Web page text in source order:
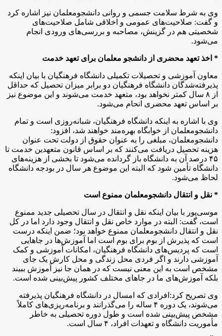
وی به شرط سلامت جسمی و روانی دانشجومعلمان نیز اشاره کرد
و گفت:‌ صلاحیت‌های عمومی و اخلاقی شامل صلاحیت‌های
شخصیتی هم در گزینش، مصاحبه و بررسی‌های ورودی انجام
می‌شود.
* اخذ تعهد محضری از دانشجو معلمان برای تعهد خدمت
معاون آموزشی و تحصیلات تکمیلی دانشگاه فرهنگیان با بیان اینکه
پذیرفته‌شدگان دانشگاه فرهنگیان دو برابر میزان تحصیل که حداقل
از ۸ سال کمتر نخواهد بود، متعهد خدمت می‌شوند و این موضوع نیز
بر اساس تعهد محضری انحام می‌شود.
وی با اشاره به اینکه دانشگاه فرهنگیان، شبانه‌روزی است و تمام
دانشجومعلمان از خوابگاه بهره‌مند خواهند شد،‌ افزود:
دانشجومعلمان، مبلغی را به عنوان حقوق از دولت تحت عنوان
هزینه تحصیل دریافت می‌کنند که بر اساس قانون متعهدین خدمت تا
۴۵ درصد آن به دانشگاه باز گردانده می‌شود تا بخشی از هزینه‌های
دانشگاه تأمین شود که البته این موضوع هر سال در بودجه دانشگاه
لحاظ می‌شود.
* نقل و انتقال دانشجومعلمان ممنوع است
موسی‌پور با بیان اینکه نقل و انتقال در سال تحصیلی جدید ممنوع
است، گفت:‌ البته در موارد خاص نقل و انتقال وجود دارد اما در کل
نقل و انتقال دانشجومعلمان ممنوع خواهد بود؛‌ ضمن اینکه درست
است که پذیرش از بوم برای بوم است اما آموزش‌ها در جاهایی
است که پردیس‌های دانشگاه فرهنگیان،‌ امکانات آموزشی و کمک
آموزشی دارند و اگر فردی محل زندگی و محل کارش یک جای
مشخص است به این معنی نیست که در همان جا نیز آموزش ببیند
بلکه آموزش‌های ما در جاهای مختلف کشور پیش‌بینی شده است.
وی تصریح کرد:‌افرادی که امسال در دانشگاه فرهنگیان پذیرفته
می‌شوند،‌ یک دوره ۴ ساله را می‌گذرانند و برنامه‌ریزی‌های کاملاً
مشخص پیش‌بینی شده است و طول دوره تحصیلی به خاطر
مأموریت دانشگاه و تعهدات افراد،‌ ۴ سال است.